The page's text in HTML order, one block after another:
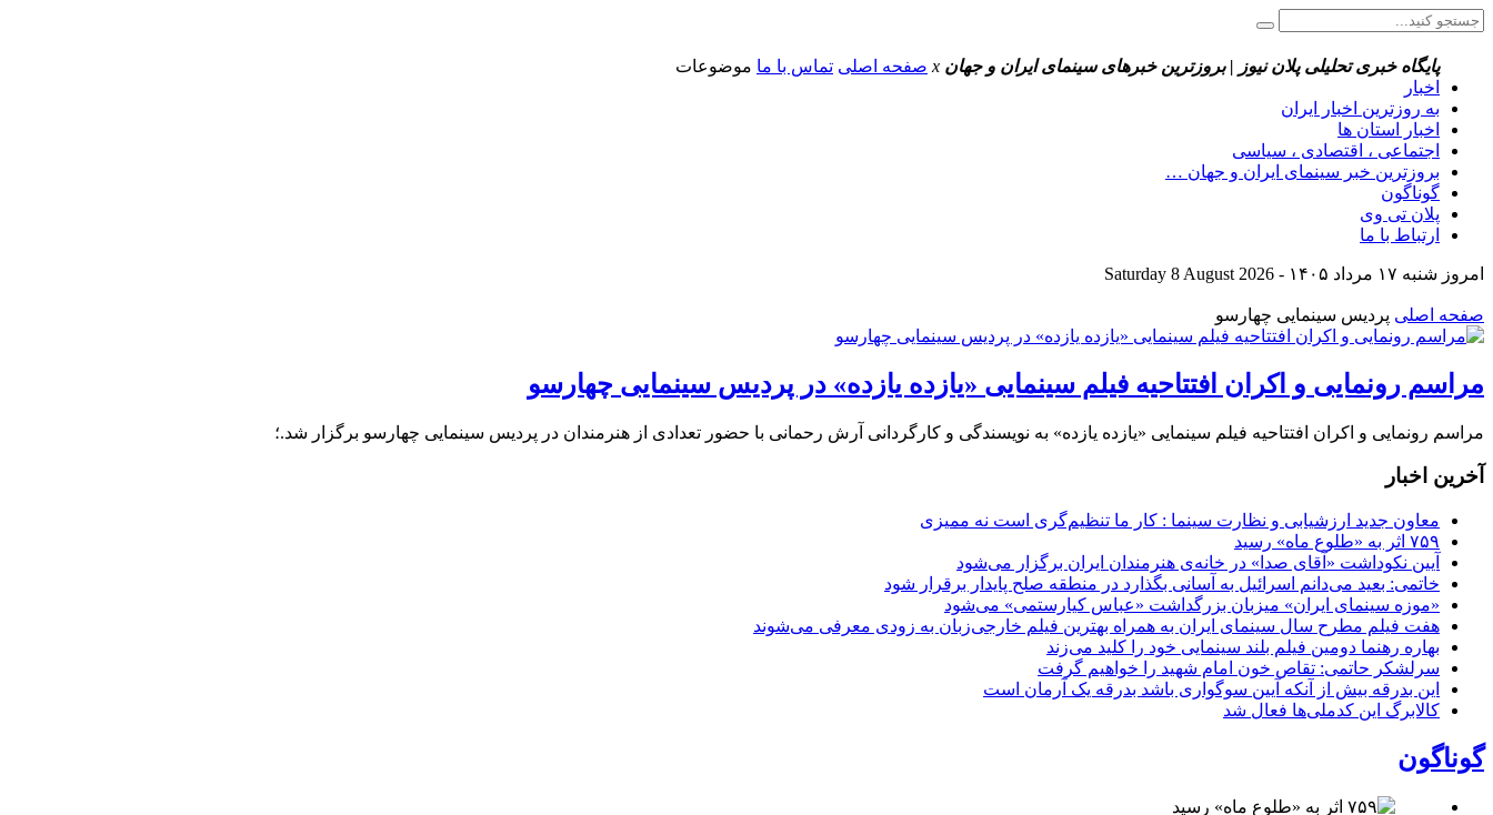
پایگاه خبری تحلیلی پلان نیوز | بروزترین خبرهای سینمای ایران و جهان x صفحه اصلی تماس با ما موضوعات
اخبار
به روزترین اخبار ایران
اخبار استان ها
اجتماعی ، اقتصادی ، سیاسی
بروزترین خبر سینمای ایران و جهان …
گوناگون
پلان تی وی
ارتباط با ما
امروز شنبه ۱۷ مرداد ۱۴۰۵ - Saturday 8 August 2026
صفحه اصلی پردیس سینمایی چهارسو
مراسم رونمایی و اکران افتتاحیه فیلم سینمایی «یازده یازده» در پردیس سینمایی چهارسو
مراسم رونمایی و اکران افتتاحیه فیلم سینمایی «یازده یازده» به نویسندگی و کارگردانی آرش رحمانی با حضور تعدادی از هنرمندان در پردیس سینمایی چهارسو برگزار شد.؛
آخرین اخبار
معاون جدید ارزشیابی و نظارت سینما : کار ما تنظیم‌گری است نه ممیزی
۷۵۹ اثر به «طلوع ماه» رسید
آیین نکوداشت «آقای صدا» در خانه‌ی هنرمندان ایران برگزار می‌شود
خاتمی: بعید می‌دانم اسرائیل به آسانی بگذارد در منطقه صلح پایدار برقرار شود
«موزه سینمای ایران» میزبان بزرگداشت «عباس کیارستمی» می‌شود
هفت فیلم مطرح سال سینمای ایران به همراه بهترین فیلم خارجی‌زبان به زودی معرفی می‌شوند
بهاره رهنما دومین فیلم بلند سینمایی خود را کلید می‌زند
سرلشکر حاتمی: تقاص خون امام شهید را خواهیم گرفت
این بدرقه بیش از آنکه آیین سوگواری باشد بدرقه یک آرمان است
کالابرگ این کدملی‌ها فعال شد
گوناگون